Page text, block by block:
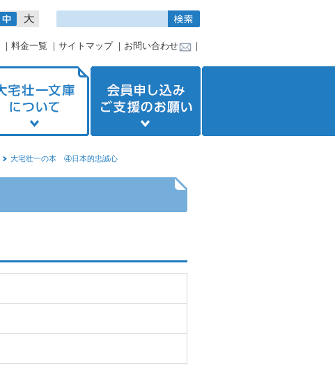
｜ 料金一覧 ｜ サイトマップ｜ お問い合わせ ｜
大宅壮一の本 ④日本的忠誠心